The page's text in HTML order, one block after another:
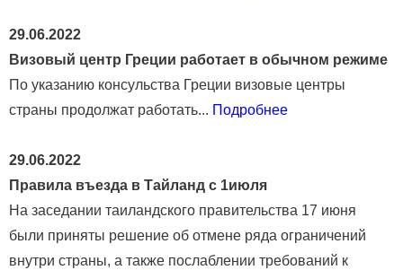
29.06.2022
Визовый центр Греции работает в обычном режиме
По указанию консульства Греции визовые центры
страны продолжат работать... Подробнее
29.06.2022
Правила въезда в Тайланд с 1июля
На заседании таиландского правительства 17 июня
были приняты решение об отмене ряда ограничений
внутри страны, а также послаблении требований к